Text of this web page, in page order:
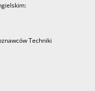
Techniki